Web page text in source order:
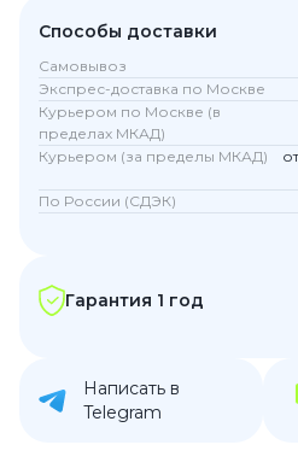
Способы доставки
Самовывоз
Экспрес-доставка по Москве
Курьером по Москве (в
пределах МКАД)
Курьером (за пределы МКАД)
По России (СДЭК)
Гарантия 1 год
Написать в
Telegram